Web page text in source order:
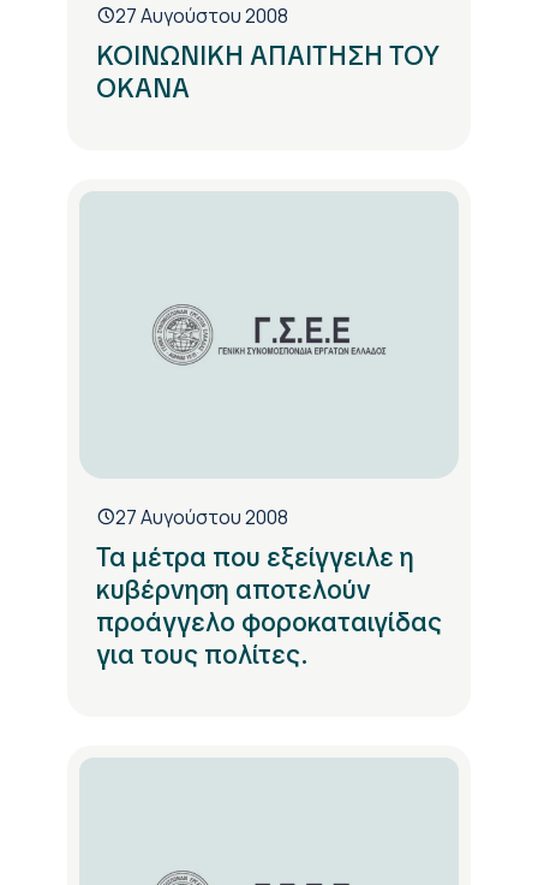
27 Αυγούστου 2008
ΚΟΙΝΩΝΙΚΗ ΑΠΑΙΤΗΣΗ ΤΟΥ
ΟΚΑΝΑ
27 Αυγούστου 2008
Τα μέτρα που εξείγγειλε η
κυβέρνηση αποτελούν
προάγγελο φοροκαταιγίδας
για τους πολίτες.